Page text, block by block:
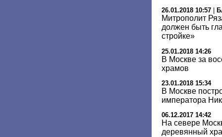
26.01.2018 10:57
Митрополит
должен быть
стройке»
25.01.2018 14:26
В Москве за
храмов
23.01.2018 15:34
В Москве
императора
06.12.2017 14:42
На севере
деревянный